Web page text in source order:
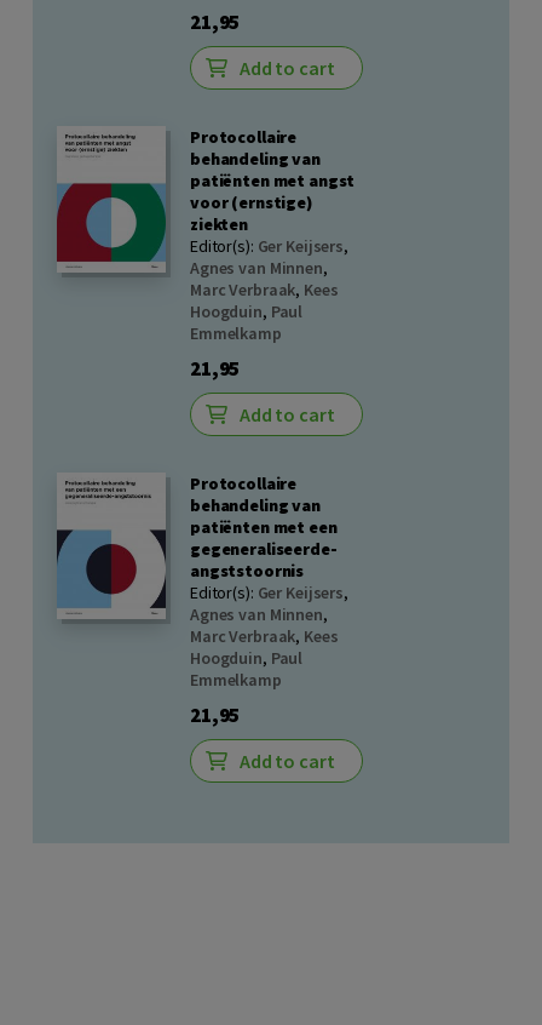
21,95
Add to cart
Protocollaire
behandeling van
patiënten met angst
voor (ernstige)
ziekten
Editor(s): Ger Keijsers,
Agnes van Minnen,
Marc Verbraak, Kees
Hoogduin, Paul
Emmelkamp
21,95
Add to cart
Protocollaire
behandeling van
patiënten met een
gegeneraliseerde-
angststoornis
Editor(s): Ger Keijsers,
Agnes van Minnen,
Marc Verbraak, Kees
Hoogduin, Paul
Emmelkamp
21,95
Add to cart